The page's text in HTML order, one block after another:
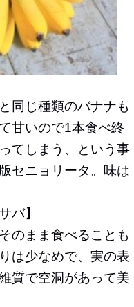
同じ種類のバナナも
甘いので1本食べ終
てしまう、という事
セニョリータ。味は
バ】
のまま食べることも
は少なめで、実の表
質で空洞があって美